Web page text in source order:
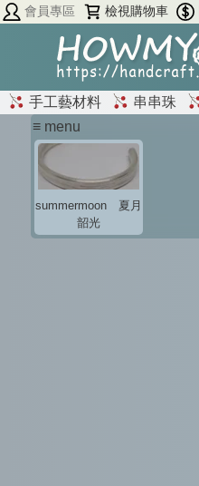
會員專區 檢視購物車
手工藝材料 串串珠
≡ menu
summermoon 夏月
韶光